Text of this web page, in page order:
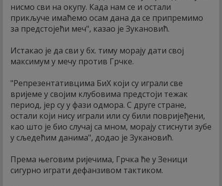
нисмо сви на окупу. Када нам се и остали
прикључе имаћемо осам дана да се припремимо
за предстојећи меч", казао је Зукановић.
Истакао је да сви у бх. тиму морају дати свој
максимум у мечу против Грчке.
"Репрезентативцима БиХ који су играли све
вријеме у својим клубовима предстоји тежак
период, јер су у фази одмора. С друге стране,
остали који нису играли или су били повријеђени,
као што је био случај са мном, морају стиснути зубе
у сљедећим данима", додао је Зукановић.
Према његовим ријечима, Грчка ће у Зеници
сигурно играти дефанзивом тактиком.